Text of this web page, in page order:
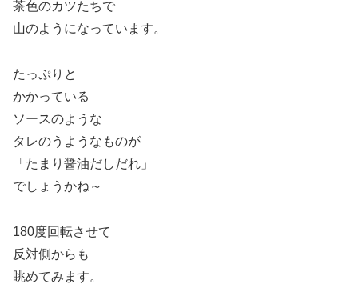
茶色のカツたちで
山のようになっています。
たっぷりと
かかっている
ソースのような
タレのうようなものが
「たまり醤油だしだれ」
でしょうかね～
180度回転させて
反対側からも
眺めてみます。